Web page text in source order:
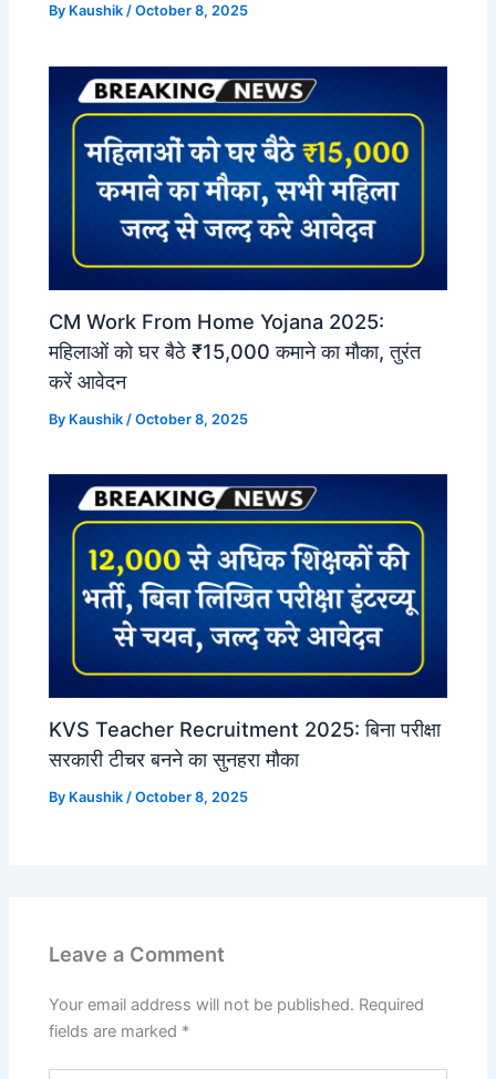
By Kaushik/October 8, 2025
CM Work From Home Yojana 2025:
महिलाओं को घर बैठे ₹15,000 कमाने का मौका, तुरंत
करें आवेदन
By Kaushik /October 8, 2025
KVS Teacher Recruitment 2025: बिना परीक्षा
सरकारी टीचर बनने का सुनहरा मौका
By Kaushik /October 8, 2025
Leave a Comment
Your email address will not be published. Required
fields are marked *